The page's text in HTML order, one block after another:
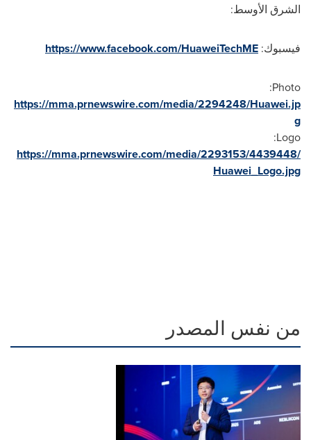
الشرق الأوسط:
فيسبوك: https://www.facebook.com/HuaweiTechME
Photo:
https://mma.prnewswire.com/media/2294248/Huawei.jp
g
Logo:
https://mma.prnewswire.com/media/2293153/4439448/
Huawei_Logo.jpg
من نفس المصدر